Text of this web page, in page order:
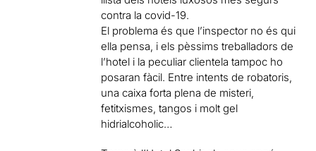
contra la covid-19.
El problema és que l’inspector no és qui
ella pensa, i els pèssims treballadors de
l’hotel i la peculiar clientela tampoc ho
posaran fàcil. Entre intents de robatoris,
una caixa forta plena de misteri,
fetitxismes, tangos i molt gel
hidrialcoholic…